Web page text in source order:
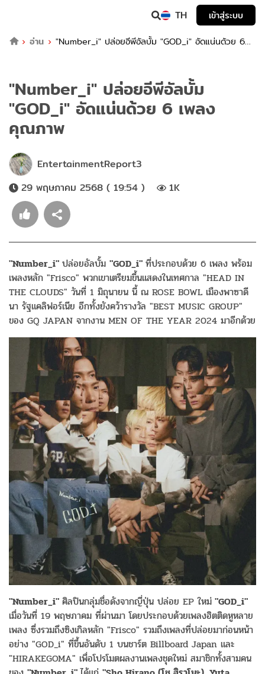
TH
เข้าสู่ระบบ
อ่าน
"Number_i" ปล่อยอีพีอัลบั้ม "GOD_i" อัดแน่นด้วย 6
"Number_i" ปล่อยอีพีอัลบั้ม
"GOD_i" อัดแน่นด้วย 6 เพลง
คุณภาพ
EntertainmentReport3
29 พฤษภาคม 2568 ( 19:54 )
1K
"Number_i" ปล่อยอัลบั้ม "GOD_i" ที่ประกอบด้วย 6 เพลง พร้อม
เพลงหลัก "Frisco" พวกเขาเตรียมขึ้นแสดงในเทศกาล "HEAD IN
THE CLOUDS" วันที่ 1 มิถุนายน นี้ ณ ROSE BOWL เมืองพาซาดี
นา รัฐแคลิฟอร์เนีย อีกทั้งยังคว้ารางวัล "BEST MUSIC GROUP"
ของ GQ JAPAN จากงาน MEN OF THE YEAR 2024 มาอีกด้วย
"Number_i" ศิลปินกลุ่มชื่อดังจากญี่ปุ่น ปล่อย EP ใหม่ "GOD_i"
เมื่อวันที่ 19 พฤษภาคม ที่ผ่านมา โดยประกอบด้วยเพลงฮิตติดหูหลาย
เพลง ซึ่งรวมถึงซิงเกิลหลัก "Frisco" รวมถึงเพลงที่ปล่อยมาก่อนหน้า
อย่าง "GOD_i" ที่ขึ้นอันดับ 1 บนชาร์ต Billboard Japan และ
"HIRAKEGOMA" เพื่อโปรโมตผลงานเพลงชุดใหม่ สมาชิกทั้งสามคน